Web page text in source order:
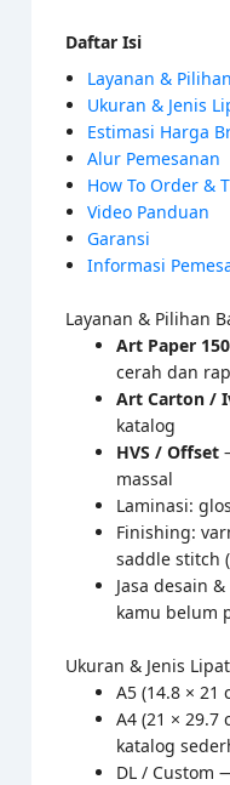
Daftar Isi
Layanan &
Ukuran & Jenis
Estimasi Harga
Alur Pemesanan
How To Order &
Video Panduan
Garansi
Informasi
Layanan & Pilihan
Art Paper
cerah dan
Art Carton /
katalog
HVS / Offset
massal
Laminasi:
Finishing:
saddle stitch
Jasa desain
kamu belum
Ukuran & Jenis
A5 (14.8 ×
A4 (21 ×
katalog
DL / Custom